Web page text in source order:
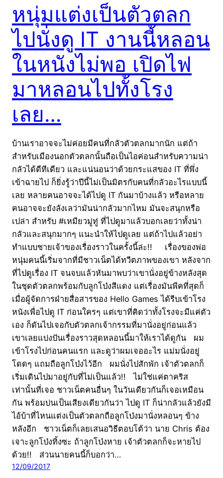
หนุ่มแต่งเป็นตัวตลก
ไปนั่งดู IT งานนี้หลอน
ในหนังไม่พอ เปิดไฟ
มาหลอนไปทั้งโรง
เลย…
บ้านเราอาจจะไม่ค่อยมีคนที่กลัวตัวตลกมากนัก แต่ถ้า
สำหรับเมืองนอกตัวตลกนั้นถือเป็นไอค่อนสำหรับความน่า
กลัวได้ดีทีเดียว และแน่นอนว่าด้วยกระแสของ IT ที่พึ่ง
เข้าฉายไป ก็ยิ่งรู้ว่าปีนี้ไม่เป็นมิตรกับคนที่กลัวอะไรแบบนี้
เลย หลายคนอาจจะได้ไปดู IT กันมาบ้างแล้ว หรือหลาย
คนอาจจะยังลังเลว่ามันน่ากลัวมากไหม มันจะสนุกหรือ
เปล่า สำหรับ #เหมียวมู่ทู่ ที่ไปดูมาแล้วบอกเลยว่าทั้งน่า
กลัวและสนุกมากๆ แนะนำให้ไปดูเลย แต่ถ้าไปแล้วอย่า
ทำแบบชายเจ้าของเรื่องราวในครั้งนี้ล่ะ!! เรื่องของพ่อ
หนุ่มคนนี้เริ่มจากที่มีชาวเน็ตได้ทวีตภาพของเขา หลังจาก
ที่ไปดูเรื่อง IT จนจบแล้วหันมาพบว่าเขานั่งอยู่ข้างหลังสุด
ในชุดตัวตลกพร้อมกับลูกโป่งสีแดง แต่เรื่องมันพีคที่สุดก็
เมื่อผู้จัดการฝ่ายสื่อสารของ Hello Games ได้รีบเข้าโรง
หนังเพื่อไปดู IT ก่อนใครๆ แต่เขาที่คิดว่าทั้งโรงจะมีแค่ตัว
เอง ก็ดันไปเจอกับตัวตลกเจ้ากรรมที่มานั่งอยู่ก่อนแล้ว
เขาเลยแบ่งปันเรื่องราวสุดหลอนนี้มาให้เราได้ดูกัน ผม
เข้าโรงไปก่อนคนแรก และดูว่าผมเจออะไร แม่มนั่งอยู่
โดดๆ แถมถือลูกโป่งไว้อีก ผมนั่งไปสักพัก เจ้าตัวตลกก็
เริ่มเดินไปมาอยู่กับที่ไม่เป็นแล้ว!! ไม่ใช่แค่ตาคริส
เท่านั้นที่เจอ ชาวเน็ตคนอื่นๆ ในวันเดียวกันก็เจอเหมือน
กัน พร้อมบ่นเป็นเสียงเดียวกันว่า ไปดู IT ก็น่ากลัวแล้วยังมี
ไอ้บ้าที่ไหนแต่งเป็นตัวตลกถือลูกโป่งมานั่งหลอนๆ ข้าง
หลังอีก ชาวเน็ตก็เลยเสนอวิธีตอบโต้ว่า นาย Chris ต้อง
เจาะลูกโป่งทิ้งซะ ถ้าลูกโป่งหาย เจ้าตัวตลกก็จะหายไป
ด้วย!! ส่วนนายคนนี้ก็บอกว่า…
12/09/2017